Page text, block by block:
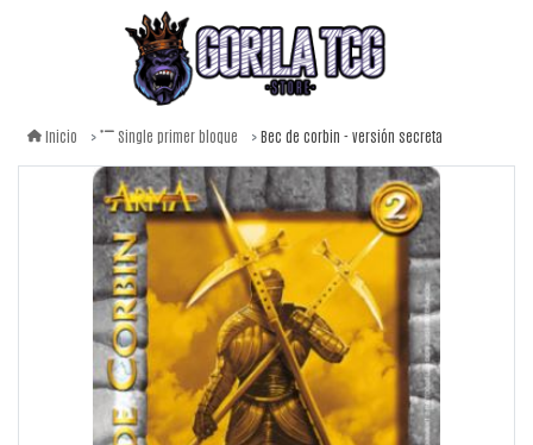
Inicio Single primer bloque Bec de corbin - versión secreta